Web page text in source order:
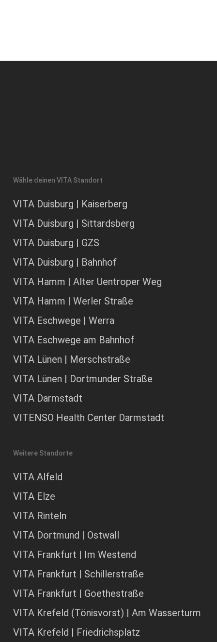
Wähle deinen VITA Standort
VITA Duisburg | Kaiserberg
VITA Duisburg | Sittardsberg
VITA Duisburg | GZS
VITA Duisburg | Bahnhof
VITA Hamm | Alter Uentroper Weg
VITA Hamm | Werler Straße
VITA Eschwege | Werra
VITA Eschwege am Bahnhof
VITA Lünen | Merschstraße
VITA Lünen | Dortmunder Straße
VITA Darmstadt
VITENSO Health Center Darmstadt
Weitere Standorte
VITA Alfeld
VITA Elze
VITA Rinteln
VITA Dortmund | Ostwall
VITA Frankfurt | Im Westend
VITA Frankfurt | Schillerstraße
VITA Frankfurt | Goethestraße
VITA Krefeld (Tönisvorst) | Am Wasserturm
VITA Krefeld | Friedrichsplatz